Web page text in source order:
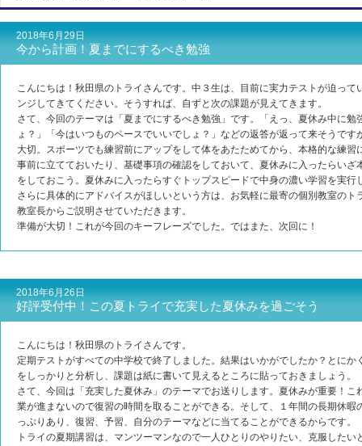
合格体験談
キャンペーン情報
2018年6月29日
今から計画！夏までにするべき勉強
こんにちは！秋田県のトライさんです。中３生は、目前に実力テストが迫っ
ンジしてきてください。そうすれば、自ずと次の課題が見えてきます。
さて、今回のテーマは「夏までにするべき勉強」です。「えっ、夏休み中に
ょ？」「今はいつものペースでいいでしょ？」などの返答が返って来そうで
大切。スポーツでも練習前にアップをして体をあたためてから、本格的な練
事前に立てておいたり、基礎事項の確認をしておいて、夏休みに入ったらい
をしておこう。夏休みに入ったらすぐトップスピードで中身の濃い学習を実行
さらに具体的にアドバイスがほしいという方は、お気軽に最寄の個別教室の
教室長からご説明させていただきます。
準備が大切！これが今回のキーフレーズでした。ではまた、次回に！
2018年6月26日
好評受付中！この夏トライで充実した夏休みを過ごそう
こんにちは！秋田県のトライさんです。
定期テストがすべての中学校で終了しました。結果はいかがでしたか？とに
をしっかりと分析し、課題は紙に書いて見えるところに貼っておきましょう。
さて、今回は「充実した夏休み」のテーマでお送りします。夏休みが重要！
業が進まないので復習の時間を取ることができる。そして、１年間の長期休
っぷりあり、復習、予習、自分のテーマなどに当てることができるからです。
トライの夏期講習は、マンツーマンなので一人ひとりのやりたい、克服した